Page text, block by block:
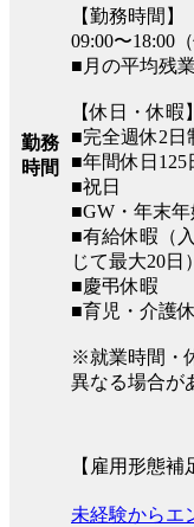
勤務
時間
【勤務時間】
09:00〜18:00
■月の平均残
【休日・休暇】
■完全週休2日
■年間休日125
■祝日
■GW・年末
■有給休暇（
じて最大20日）
■慶弔休暇
■育児・介護
※就業時間・
異なる場合が
【雇用形態
未経験からエ